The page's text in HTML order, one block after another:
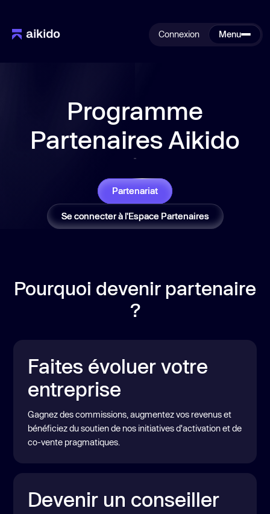
Connexion Menu
Programme
Partenaires Aikido
Partenariat
Se connecter à l'Espace Partenaires
Pourquoi devenir partenaire
?
Faites évoluer votre
entreprise
Gagnez des commissions, augmentez vos revenus et
bénéficiez du soutien de nos initiatives d'activation et de
co-vente pragmatiques.
Devenir un conseiller